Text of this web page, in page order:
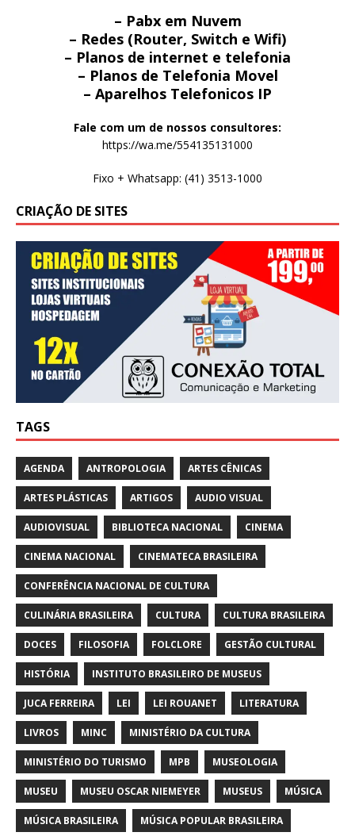
– Pabx em Nuvem
– Redes (Router, Switch e Wifi)
– Planos de internet e telefonia
– Planos de Telefonia Movel
– Aparelhos Telefonicos IP
Fale com um de nossos consultores:
https://wa.me/554135131000
Fixo + Whatsapp: (41) 3513-1000
CRIAÇÃO DE SITES
TAGS
AGENDA ANTROPOLOGIA ARTES CÊNICAS
ARTES PLÁSTICAS ARTIGOS AUDIO VISUAL
AUDIOVISUAL BIBLIOTECA NACIONAL CINEMA
CINEMA NACIONAL CINEMATECA BRASILEIRA
CONFERÊNCIA NACIONAL DE CULTURA
CULINÁRIA BRASILEIRA CULTURA CULTURA BRASILEIRA
DOCES FILOSOFIA FOLCLORE GESTÃO CULTURAL
HISTÓRIA INSTITUTO BRASILEIRO DE MUSEUS
JUCA FERREIRA LEI LEI ROUANET LITERATURA
LIVROS MINC MINISTÉRIO DA CULTURA
MINISTÉRIO DO TURISMO MPB MUSEOLOGIA
MUSEU MUSEU OSCAR NIEMEYER MUSEUS MÚSICA
MÚSICA BRASILEIRA MÚSICA POPULAR BRASILEIRA